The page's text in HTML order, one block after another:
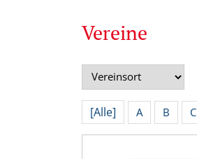
Vereine
[Alle] A B C